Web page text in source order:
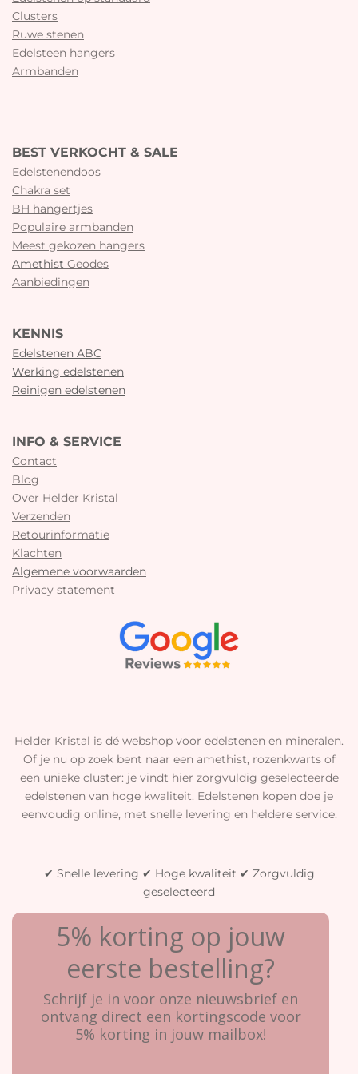
Clusters
Ruwe stenen
Edelsteen hangers
Armbanden
BEST VERKOCHT & SALE
Edelstenendoos
Chakra set
BH hangertjes
Populaire armbanden
Meest gekozen hangers
Amethist Geodes
Aanbiedingen
KENNIS
Edelstenen ABC
Werking edelstenen
Reinigen edelstenen
INFO & SERVICE
Contact
Blog
Over Helder Kristal
Verzenden
Retourinformatie
Klachten
Algemene voorwaarden
Privacy statement
Helder Kristal is dé webshop voor edelstenen en mineralen.
Of je nu op zoek bent naar een amethist, rozenkwarts of
een unieke cluster: je vindt hier zorgvuldig geselecteerde
edelstenen van hoge kwaliteit. Edelstenen kopen doe je
eenvoudig online, met snelle levering en heldere service.
✔ Snelle levering ✔ Hoge kwaliteit ✔ Zorgvuldig
geselecteerd
5% korting op jouw
eerste bestelling?
Schrijf je in voor onze nieuwsbrief en
ontvang direct een kortingscode voor
5% korting in jouw mailbox!